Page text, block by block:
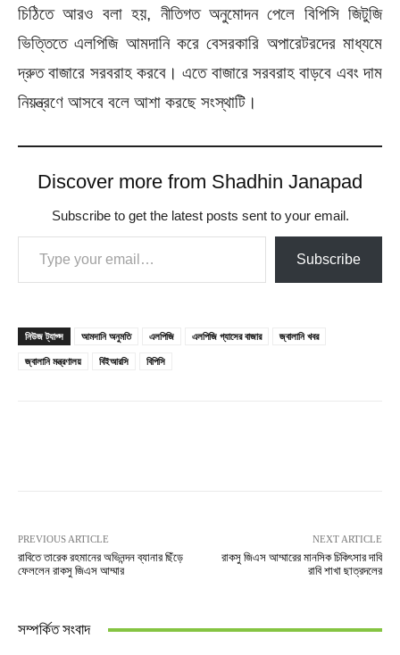
চিঠিতে আরও বলা হয়, নীতিগত অনুমোদন পেলে বিপিসি জিটুজি
ভিত্তিতে এলপিজি আমদানি করে বেসরকারি অপারেটরদের মাধ্যমে
দ্রুত বাজারে সরবরাহ করবে। এতে বাজারে সরবরাহ বাড়বে এবং দাম
নিয়ন্ত্রণে আসবে বলে আশা করছে সংস্থাটি।
Discover more from Shadhin Janapad
Subscribe to get the latest posts sent to your email.
Type your email…
Subscribe
নিউজ ট্যাগ্স আমদানি অনুমতি এলপিজি এলপিজি গ্যাসের বাজার
জ্বালানি খবর
জ্বালানি মন্ত্রণালয়
বিইআরসি বিপিসি
PREVIOUS ARTICLE
রাবিতে তারেক রহমানের অভিনন্দন ব্যানার ছিঁড়ে
ফেললেন রাকসু জিএস আম্মার
NEXT ARTICLE
রাকসু জিএস আম্মারের মানসিক চিকিৎসার দাবি
রাবি শাখা ছাত্রদলের
সম্পর্কিত সংবাদ